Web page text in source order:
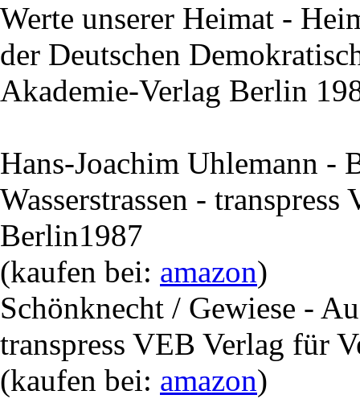
Werte unserer Heimat -
der Deutschen
Akademie-Verlag Berlin
Hans-Joachim Uhlemann -
Wasserstrassen -
Berlin1987
(kaufen bei: amazon)
Schönknecht / Gewiese -
transpress VEB Verlag für
(kaufen bei: amazon)